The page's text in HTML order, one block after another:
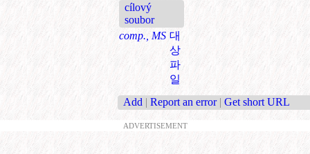
cílový
soubor
comp., MS 대
상
파
일
Add | Report an error | Get short URL
ADVERTISEMENT